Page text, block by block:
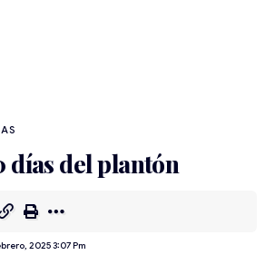
días del plantón
2025 3:07 Pm